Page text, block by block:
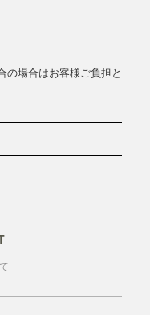
の場合はお客様ご負担と